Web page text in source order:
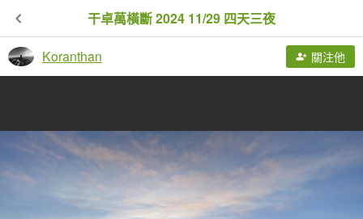
干卓萬橫斷 2024 11/29 四天三夜
Koranthan 關注他